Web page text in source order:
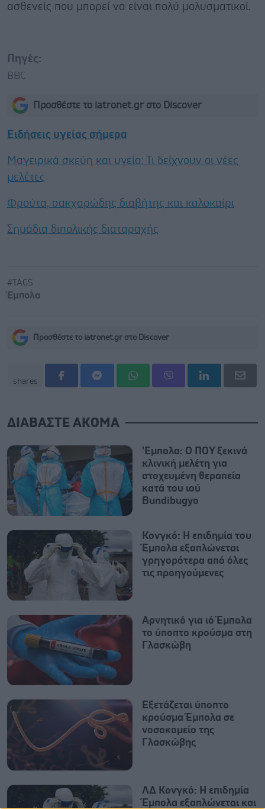
ασθενείς που μπορεί να είναι πολύ μολυσματικοί.
Πηγές:
BBC
Προσθέστε το iatronet.gr στο Discover
Ειδήσεις υγείας σήμερα
Μαγειρικά σκεύη και υγεία: Τι δείχνουν οι νέες
μελέτες
Φρούτα, σακχαρώδης διαβήτης και καλοκαίρι
Σημάδια διπολικής διαταραχής
#TAGS
Έμπολα
Προσθέστε το iatronet.gr στο Discover
shares
ΔΙΑΒΑΣΤΕ ΑΚΟΜΑ
'Εμπολα: Ο ΠΟΥ ξεκινά
κλινική μελέτη για
στοχευμένη θεραπεία
κατά του ιού
Bundibugyo
Κονγκό: Η επιδημία του
Έμπολα εξαπλώνεται
γρηγορότερα από όλες
τις προηγούμενες
Αρνητικό για ιό Έμπολα
το ύποπτο κρούσμα στη
Γλασκώβη
Εξετάζεται ύποπτο
κρούσμα Έμπολα σε
νοσοκομείο της
Γλασκώβης
ΛΔ Κονγκό: Η επιδημία
Έμπολα εξαπλώνεται και